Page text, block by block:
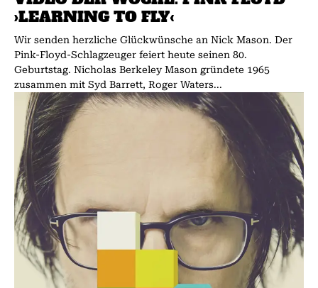
›LEARNING TO FLY‹
Wir senden herzliche Glückwünsche an Nick Mason. Der
Pink-Floyd-Schlagzeuger feiert heute seinen 80.
Geburtstag. Nicholas Berkeley Mason gründete 1965
zusammen mit Syd Barrett, Roger Waters...